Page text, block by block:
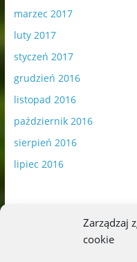
Zarządzaj
cookie
marzec 2017
luty 2017
styczeń 2017
grudzień 2016
listopad 2016
październik 2016
sierpień 2016
lipiec 2016